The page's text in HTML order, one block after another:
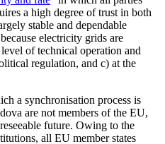
a high degree of trust in both
stable and depend­able
electricity grids are
of technical opera­tion and
regulation, and c) at the
a synchronisation process is
are not members of the EU,
future. Owing to the
all EU mem­ber states